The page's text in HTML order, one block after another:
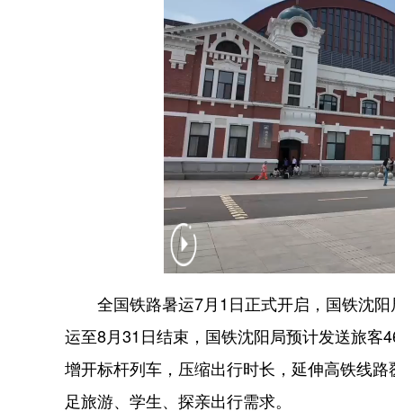
全国铁路暑运7月1日正式开启，国铁沈阳
运至8月31日结束，国铁沈阳局预计发送旅客
增开标杆列车，压缩出行时长，延伸高铁线
足旅游、学生、探亲出行需求。